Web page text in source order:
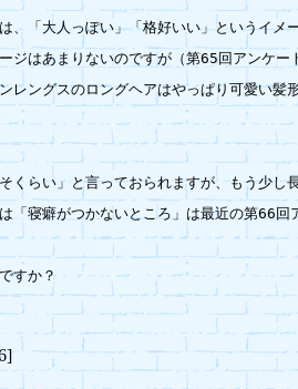
、「大人っぽい」「格好いい」というイメ
ジはあまりないのですが（第65回アンケー
レングスのロングヘアはやっぱり可愛い髪
くらい」と言っておられますが、もう少し
「寝癖がつかないところ」は最近の第66回
すか？